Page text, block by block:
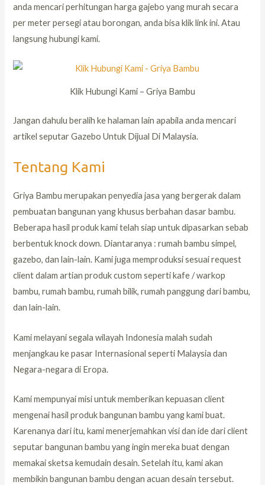
anda mencari perhitungan harga gajebo yang murah secara
per meter persegi atau borongan, anda bisa klik link ini. Atau
langsung hubungi kami.
Klik Hubungi Kami – Griya Bambu
Jangan dahulu beralih ke halaman lain apabila anda mencari
artikel seputar Gazebo Untuk Dijual Di Malaysia.
Tentang Kami
Griya Bambu merupakan penyedia jasa yang bergerak dalam
pembuatan bangunan yang khusus berbahan dasar bambu.
Beberapa hasil produk kami telah siap untuk dipasarkan sebab
berbentuk knock down. Diantaranya : rumah bambu simpel,
gazebo, dan lain-lain. Kami juga memproduksi sesuai request
client dalam artian produk custom seperti kafe / warkop
bambu, rumah bambu, rumah bilik, rumah panggung dari bambu,
dan lain-lain.
Kami melayani segala wilayah Indonesia malah sudah
menjangkau ke pasar Internasional seperti Malaysia dan
Negara-negara di Eropa.
Kami mempunyai misi untuk memberikan kepuasan client
mengenai hasil produk bangunan bambu yang kami buat.
Karenanya dari itu, kami menerjemahkan visi dan ide dari client
seputar bangunan bambu yang ingin mereka buat dengan
memakai sketsa kemudain desain. Setelah itu, kami akan
membikin bangunan bambu dengan acuan desain tersebut.